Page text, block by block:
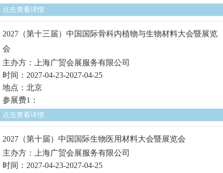
点击查看详情
2027（第十三届）中国国际骨科内植物与生物材料大会暨展览
会
主办方：上海广贸会展服务有限公司
时间：2027-04-23-2027-04-25
地点：北京
参展费1：
点击查看详情
2027（第十届）中国国际生物医用材料大会暨展览会
主办方：上海广贸会展服务有限公司
时间：2027-04-23-2027-04-25